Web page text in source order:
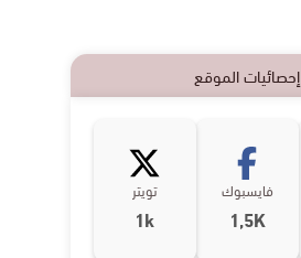
إحصائيات الموقع
فايسبوك
1,5K
تويتر
1k